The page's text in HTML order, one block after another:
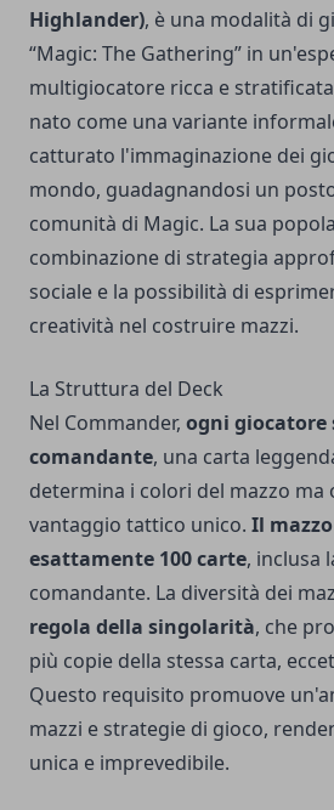
Highlander), è una modalità di
“Magic: The Gathering” in
multigiocatore ricca e
nato come una variante
catturato l'immaginazione dei
mondo, guadagnandosi un
comunità di Magic. La sua
combinazione di strategia
sociale e la possibilità di
creatività nel costruire mazzi.
La Struttura del Deck
Nel Commander, ogni giocatore
comandante, una carta
determina i colori del mazzo ma
vantaggio tattico unico. Il
esattamente 100 carte, inclusa
comandante. La diversità dei
regola della singolarità, che
più copie della stessa carta,
Questo requisito promuove
mazzi e strategie di gioco,
unica e imprevedibile.